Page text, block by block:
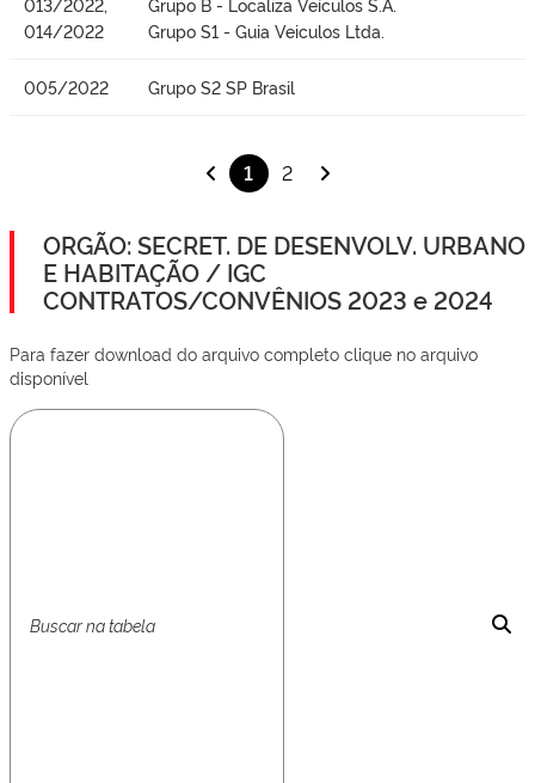
014/2022
Grupo S1 - Guia Veiculos Ltda.
005/2022 Grupo S2 SP Brasil
1 2
ORGÃO: SECRET. DE DESENVOLV. URBANO
E HABITAÇÃO / IGC
CONTRATOS/CONVÊNIOS 2023 e 2024
Para fazer download do arquivo completo clique no arquivo
disponível